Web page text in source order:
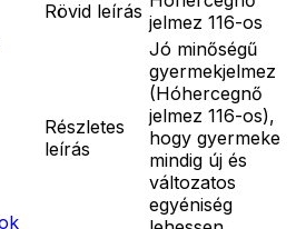
Rövid leírás jelmez 116-os
Részletes
leírás
Jó minőségű
gyermekjelmez
(Hóhercegnő
jelmez 116-os),
hogy gyermeke
mindig új és
változatos
egyéniség